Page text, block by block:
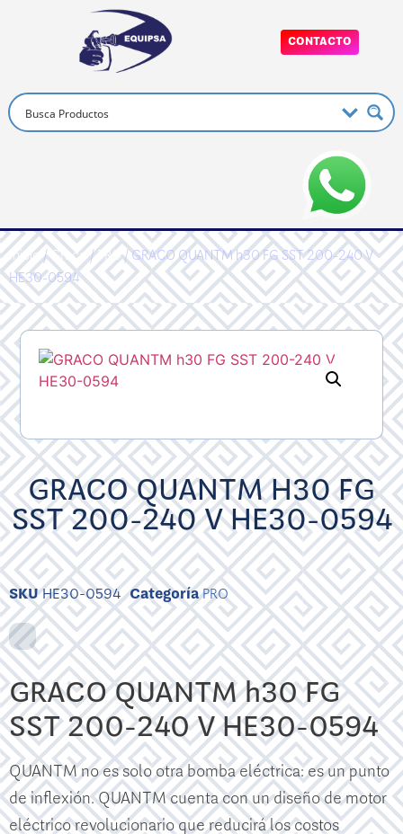
CONTACTO
Inicio/Graco/PRO/ GRACO QUANTM h30 FG SST 200-240 V
HE30-0594
GRACO QUANTM H30 FG
SST 200-240 V HE30-0594
SKUHE30-0594 CategoríaPRO
GRACO QUANTM h30 FG
SST 200-240 V HE30-0594
QUANTM no es solo otra bomba eléctrica: es un punto
de inflexión. QUANTM cuenta con un diseño de motor
eléctrico revolucionario que reducirá los costos